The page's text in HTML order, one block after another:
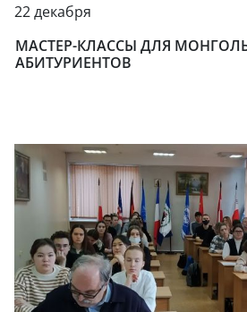
22 декабря
МАСТЕР-КЛАССЫ ДЛЯ
АБИТУРИЕНТОВ